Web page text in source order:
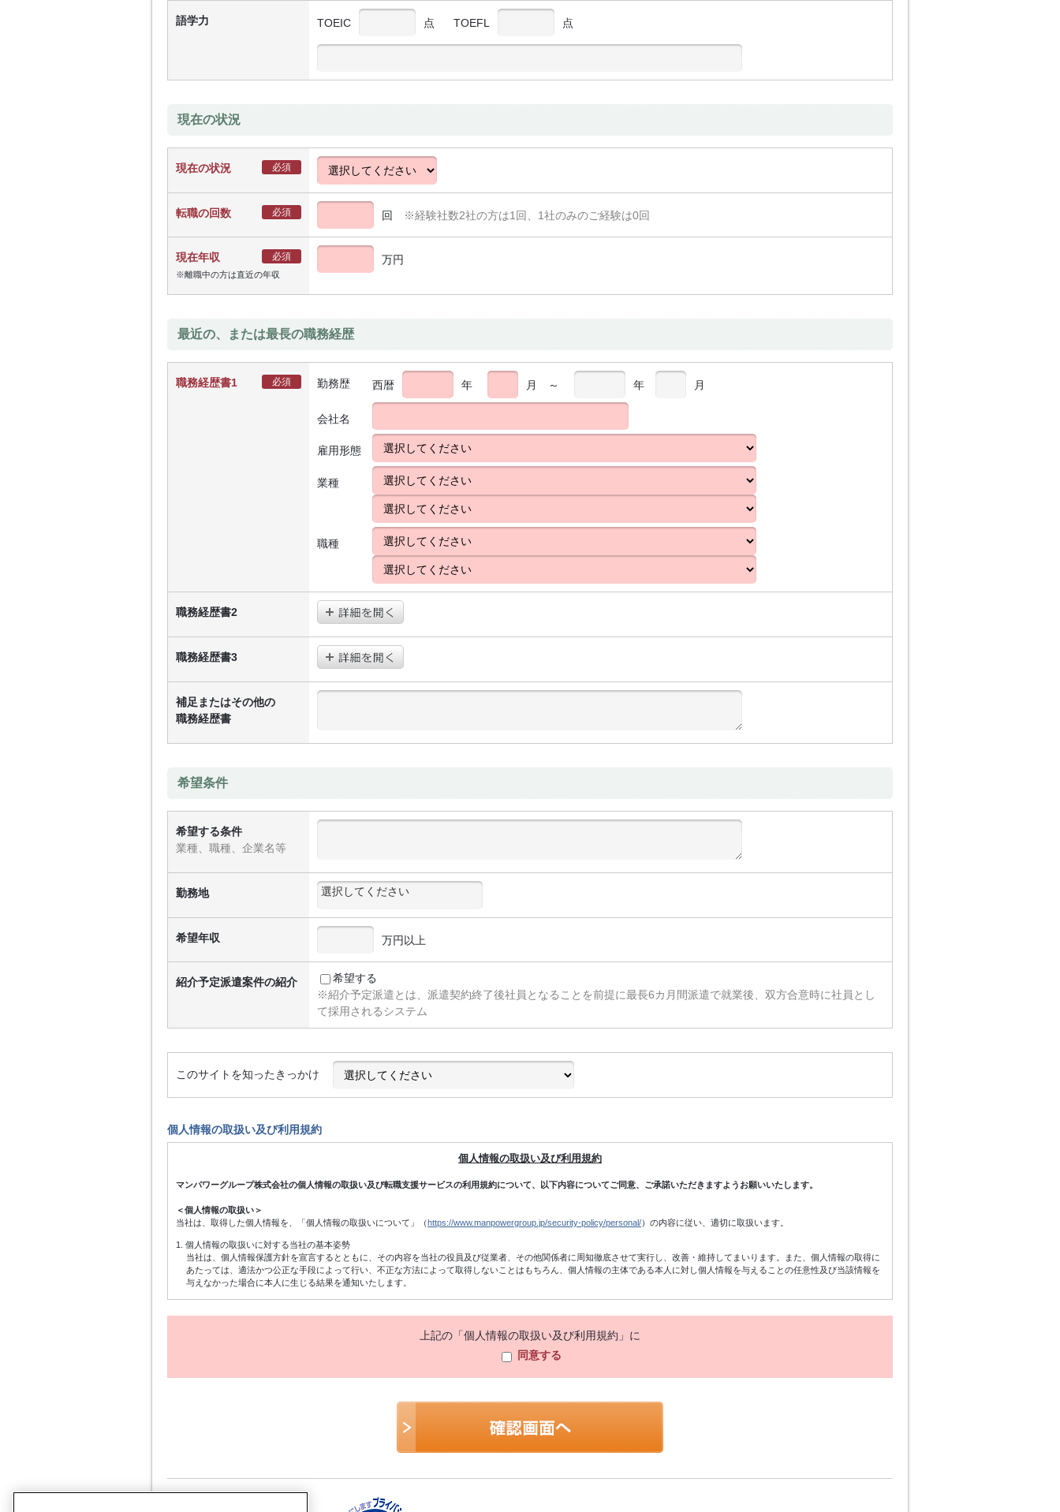
語学力 TOEIC 点 TOEFL 点
現在の状況
現在の状況 必須
転職の回数 必須 回 ※経験社数2社の方は1回、1社のみのご経験は0回
現在年収 必須
※離職中の方は直近の年収
万円
最近の、または最長の職務経歴
職務経歴書1 必須 勤務歴 西暦 年 月 ～ 年 月
会社名
雇用形態
業種
職種
職務経歴書2
職務経歴書3
補足またはその他の
職務経歴書
希望条件
希望する条件
業種、職種、企業名等
勤務地
希望年収 万円以上
紹介予定派遣案件の紹介
希望する
※紹介予定派遣とは、派遣契約終了後社員となることを前提に最長6カ月間派遣で就業後、双方合意時に社員とし
て採用されるシステム
このサイトを知ったきっかけ
個人情報の取扱い及び利用規約
個人情報の取扱い及び利用規約
マンパワーグループ株式会社の個人情報の取扱い及び転職支援サービスの利用規約について、以下内容についてご同意、ご承諾いただきますようお願いいたします。
＜個人情報の取扱い＞
当社は、取得した個人情報を、「個人情報の取扱いについて」（https://www.manpowergroup.jp/security-policy/personal/）の内容に従い、適切に取扱います。
1. 個人情報の取扱いに対する当社の基本姿勢
当社は、個人情報保護方針を宣言するとともに、その内容を当社の役員及び従業者、その他関係者に周知徹底させて実行し、改善・維持してまいります。また、個人情報の取得に
あたっては、適法かつ公正な手段によって行い、不正な方法によって取得しないことはもちろん、個人情報の主体である本人に対し個人情報を与えることの任意性及び当該情報を
与えなかった場合に本人に生じる結果を通知いたします。
個人情報は、登録手続きのための連絡・受付、職業紹介関係業務の遂行、当社のサービスに関する情報・キャンペーン・セミナー・イベントの案内、当社のサービスを向上させる
ための各種アンケートの依頼、当社に対する質問・相談等の返信、統計データの作成、及びこれらに準ずる業務の遂行のために利用します。
個人情報は、前項記載の目的にのみ利用し、当社の個人情報保護方針（他当社規程及び関連する法令等を含む）に準拠し、不正アクセス・紛失・破壊・改ざん・漏洩等がないよう
に適切に取扱います。
6. 個人情報の委託
当社で定める個人情報保護の基準を満たした企業に、2の利用目的の範囲内において個人情報を委託する場合があります。
上記の「個人情報の取扱い及び利用規約」に
同意する